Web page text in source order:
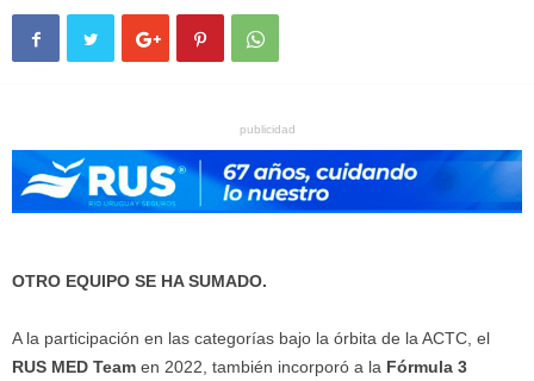
publicidad
OTRO EQUIPO SE HA SUMADO.
A la participación en las categorías bajo la órbita de la ACTC, el
RUS MED Team en 2022, también incorporó a la Fórmula 3